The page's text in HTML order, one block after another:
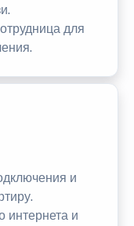
для
и
интернета и